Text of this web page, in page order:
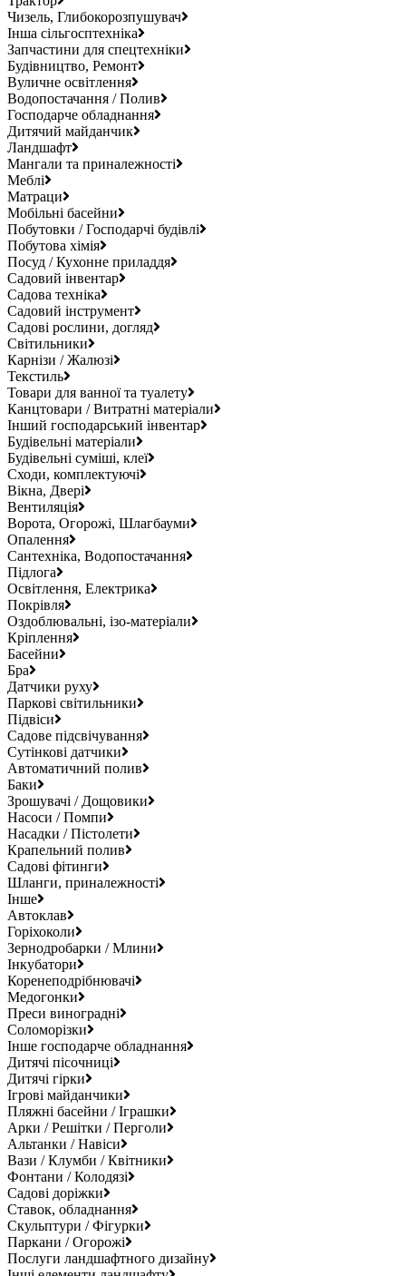
Чизель, Глибокорозпушувач
Інша сільгосптехніка
Запчастини для спецтехніки
Будівництво, Ремонт
Вуличне освітлення
Водопостачання / Полив
Господарче обладнання
Дитячий майданчик
Ландшафт
Мангали та приналежності
Меблі
Матраци
Мобільні басейни
Побутовки / Господарчі будівлі
Побутова хімія
Посуд / Кухонне приладдя
Садовий інвентар
Садова техніка
Садовий інструмент
Садові рослини, догляд
Світильники
Карнізи / Жалюзі
Текстиль
Товари для ванної та туалету
Канцтовари / Витратні матеріали
Інший господарський інвентар
Будівельні матеріали
Будівельні суміші, клеї
Сходи, комплектуючі
Вікна, Двері
Вентиляція
Ворота, Огорожі, Шлагбауми
Опалення
Сантехніка, Водопостачання
Підлога
Освітлення, Електрика
Покрівля
Оздоблювальні, ізо-матеріали
Кріплення
Басейни
Бра
Датчики руху
Паркові світильники
Підвіси
Садове підсвічування
Сутінкові датчики
Автоматичний полив
Баки
Зрошувачі / Дощовики
Насоси / Помпи
Насадки / Пістолети
Крапельний полив
Садові фітинги
Шланги, приналежності
Інше
Автоклав
Горіхоколи
Зернодробарки / Млини
Інкубатори
Коренеподрібнювачі
Медогонки
Преси виноградні
Соломорізки
Інше господарче обладнання
Дитячі пісочниці
Дитячі гірки
Ігрові майданчики
Пляжні басейни / Іграшки
Арки / Решітки / Перголи
Альтанки / Навіси
Вази / Клумби / Квітники
Фонтани / Колодязі
Садові доріжки
Ставок, обладнання
Скульптури / Фігурки
Паркани / Огорожі
Послуги ландшафтного дизайну